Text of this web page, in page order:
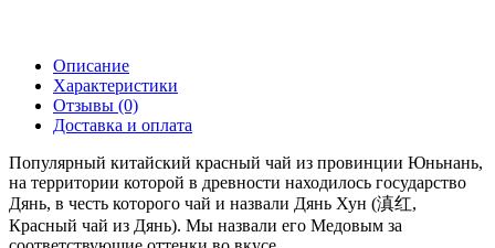
Описание
Характеристики
Отзывы (0)
Доставка и оплата
Популярный китайский красный чай из провинции Юньнань,
на территории которой в древности находилось государство
Дянь, в честь которого чай и назвали Дянь Хун (滇红,
Красный чай из Дянь). Мы назвали его Медовым за